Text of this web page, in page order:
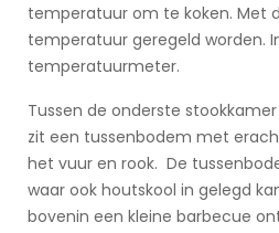
temperatuur om te koken. Met
temperatuur geregeld worden.
temperatuurmeter.
Tussen de onderste
zit een tussenbodem met
het vuur en rook. De
waar ook houtskool in gelegd
bovenin een kleine barbecue